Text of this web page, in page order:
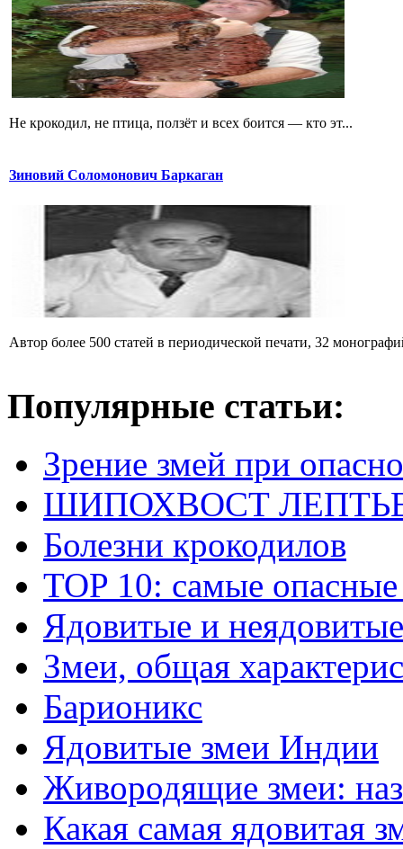
Не крокодил, не птица, ползёт и всех боится — кто эт...
Зиновий Соломонович Баркаган
Автор более 500 статей в периодической печати, 32
Популярные статьи:
Зрение змей при
ШИПОХВОСТ
Болезни крокодилов
TOP 10: самые
Ядовитые и
Змеи, общая
Барионикс
Ядовитые змеи Индии
Живородящие змеи:
Какая самая ядовитая